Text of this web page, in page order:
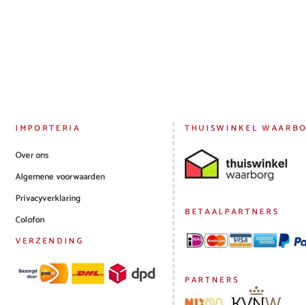
IMPORTERIA
Over ons
Algemene voorwaarden
Privacyverklaring
Colofon
VERZENDING
THUISWINKEL
BETAALPARTNERS
PARTNERS